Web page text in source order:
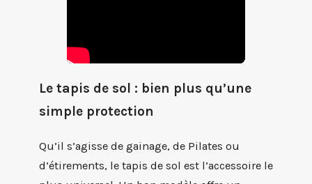
Le tapis de sol : bien plus qu’une
simple protection
Qu’il s’agisse de gainage, de Pilates ou
d’étirements, le tapis de sol est l’accessoire le